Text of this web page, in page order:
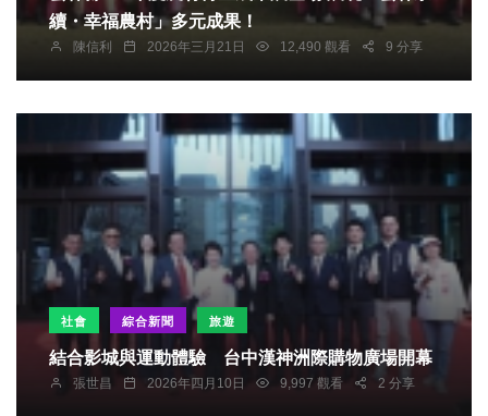
續・幸福農村」多元成果！
陳信利 2026年三月21日 12,490 觀看 9 分享
社會 綜合新聞 旅遊
結合影城與運動體驗 台中漢神洲際購物廣場開幕
張世昌 2026年四月10日 9,997 觀看 2 分享